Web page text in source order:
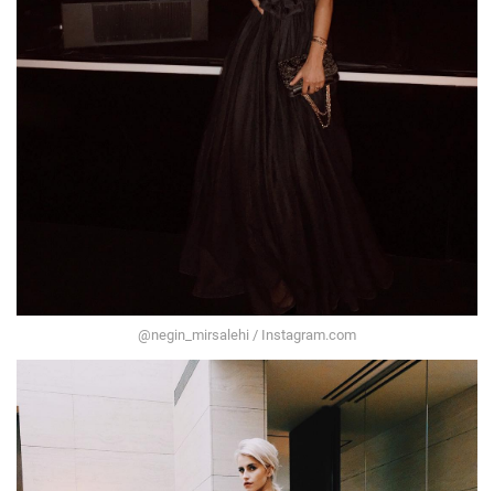
@negin_mirsalehi / Instagram.com